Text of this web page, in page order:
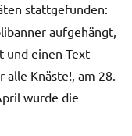
stattgefunden:
aufgehängt,
und einen Text
Knäste!, am 28.
wurde die